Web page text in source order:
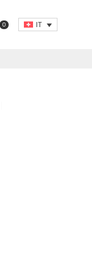
0 IT